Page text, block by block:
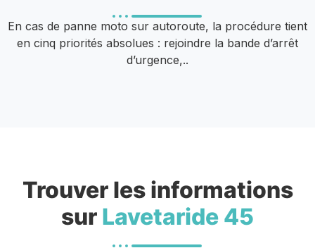
En cas de panne moto sur autoroute, la procédure tient
en cinq priorités absolues : rejoindre la bande d’arrêt
d’urgence,..
Trouver les informations
sur Lavetaride 45